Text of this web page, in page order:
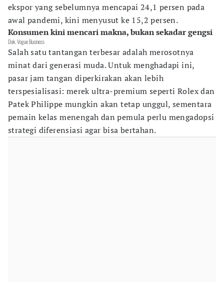
ekspor yang sebelumnya mencapai 24,1 persen pada
awal pandemi, kini menyusut ke 15,2 persen.
Konsumen kini mencari makna, bukan sekadar gengsi
Dok. Vogue Business
Salah satu tantangan terbesar adalah merosotnya
minat dari generasi muda. Untuk menghadapi ini,
pasar jam tangan diperkirakan akan lebih
terspesialisasi: merek ultra-premium seperti Rolex dan
Patek Philippe mungkin akan tetap unggul, sementara
pemain kelas menengah dan pemula perlu mengadopsi
strategi diferensiasi agar bisa bertahan.